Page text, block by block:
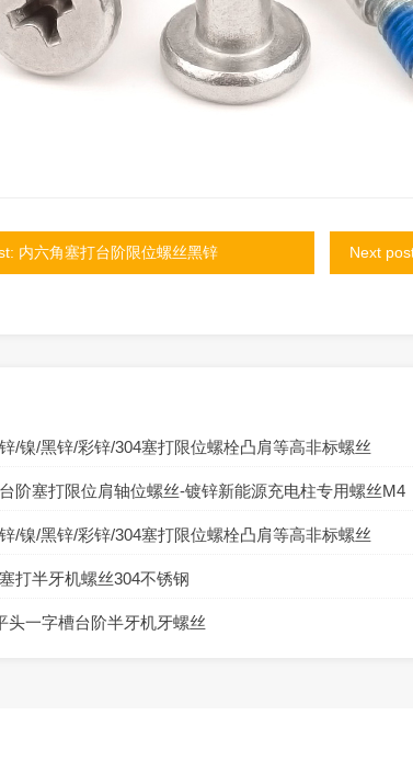
内六角塞打台阶限位螺丝黑锌 Next
/镍/黑锌/彩锌/304塞打限位螺栓凸肩等高非标螺丝
阶塞打限位肩轴位螺丝-镀锌新能源充电柱专用螺丝M4
/镍/黑锌/彩锌/304塞打限位螺栓凸肩等高非标螺丝
打半牙机螺丝304不锈钢
头一字槽台阶半牙机牙螺丝